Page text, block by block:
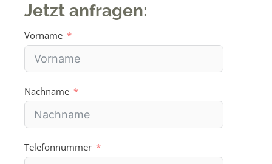
Jetzt anfragen:
Vorname
Nachname
Telefonnummer